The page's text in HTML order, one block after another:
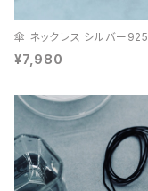
傘 ネックレス シルバー925
¥7,980